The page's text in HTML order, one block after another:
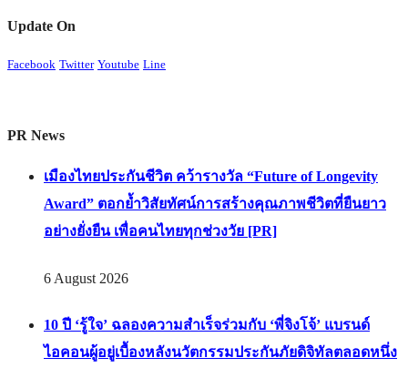
Update On
Facebook Twitter Youtube Line
PR News
เมืองไทยประกันชีวิต คว้ารางวัล “Future of Longevity
Award” ตอกย้ำวิสัยทัศน์การสร้างคุณภาพชีวิตที่ยืนยาว
อย่างยั่งยืน เพื่อคนไทยทุกช่วงวัย [PR]
6 August 2026
10 ปี ‘รู้ใจ’ ฉลองความสำเร็จร่วมกับ ‘พี่จิงโจ้’ แบรนด์
ไอคอนผู้อยู่เบื้องหลังนวัตกรรมประกันภัยดิจิทัลตลอดหนึ่ง